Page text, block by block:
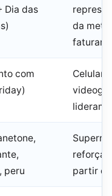
Dia das
da
com
lideram
peru
partir